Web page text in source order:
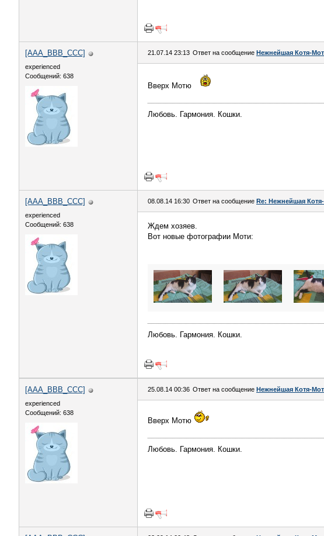
[AAA_BBB_CCC]
experienced
Сообщений: 638
21.07.14 23:13 Ответ на сообщение Нежнейшая Котя-
Вверх Мотю
Любовь. Гармония. Кошки.
[AAA_BBB_CCC]
experienced
Сообщений: 638
08.08.14 16:30 Ответ на сообщение Re: Нежнейшая
Ждем хозяев.
Вот новые фотографии Моти:
Любовь. Гармония. Кошки.
[AAA_BBB_CCC]
experienced
Сообщений: 638
25.08.14 00:36 Ответ на сообщение Нежнейшая Котя-
Вверх Мотю
Любовь. Гармония. Кошки.